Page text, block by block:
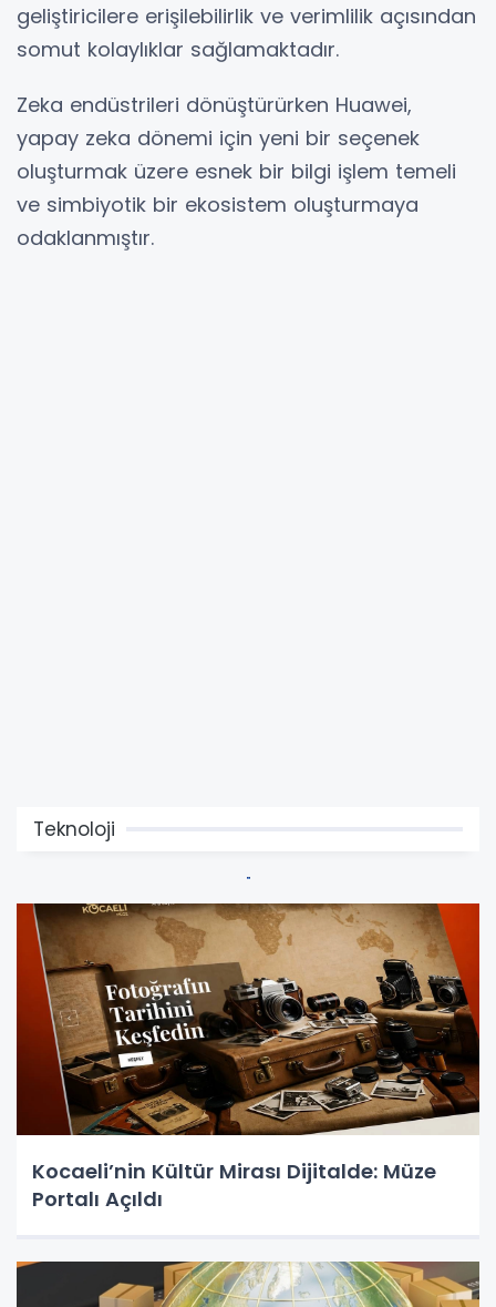
geliştiricilere erişilebilirlik ve verimlilik açısından
somut kolaylıklar sağlamaktadır.
Zeka endüstrileri dönüştürürken Huawei,
yapay zeka dönemi için yeni bir seçenek
oluşturmak üzere esnek bir bilgi işlem temeli
ve simbiyotik bir ekosistem oluşturmaya
odaklanmıştır.
Teknoloji
Kocaeli’nin Kültür Mirası Dijitalde: Müze
Portalı Açıldı